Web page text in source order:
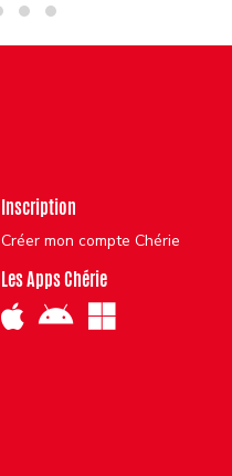
Inscription
Créer mon compte Chérie
Les Apps Chérie